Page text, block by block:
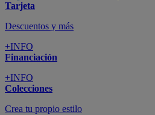
Tarjeta
Descuentos y más
+INFO
Financiación
+INFO
Colecciones
Crea tu propio estilo